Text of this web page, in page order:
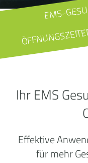
EMS-
Ihr EMS
Effektive
für mehr